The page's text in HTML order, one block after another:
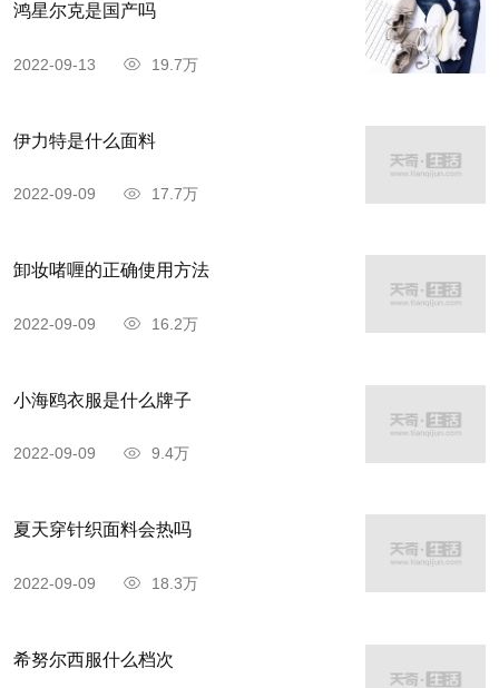
鸿星尔克是国产吗
2022-09-13 19.7万
伊力特是什么面料
2022-09-09 17.7万
卸妆啫喱的正确使用方法
2022-09-09 16.2万
小海鸥衣服是什么牌子
2022-09-09 9.4万
夏天穿针织面料会热吗
2022-09-09 18.3万
希努尔西服什么档次